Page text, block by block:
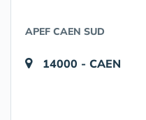
APEF CAEN SUD
14000 - CAEN